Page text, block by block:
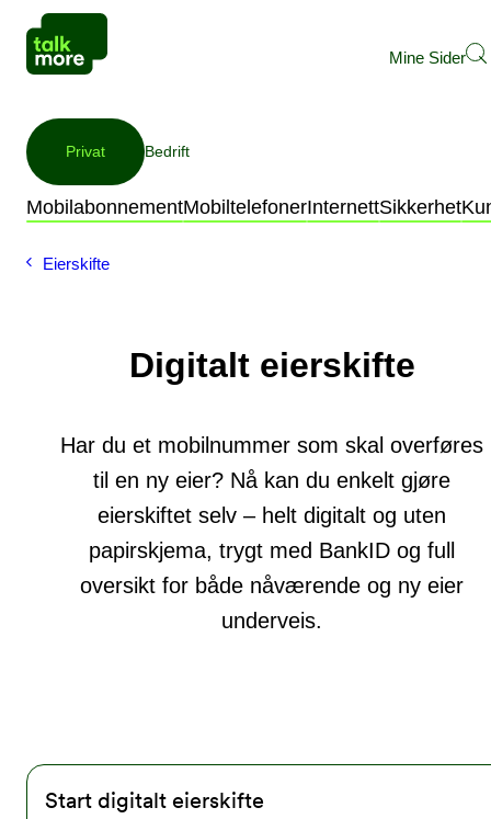
Privat Bedrift
Mine Sider
MobilabonnementMobiltelefonerInternettSikkerhet
Eierskifte
Digitalt eierskifte
Har du et mobilnummer som skal overføres
til en ny eier? Nå kan du enkelt gjøre
eierskiftet selv – helt digitalt og uten
papirskjema, trygt med BankID og full
oversikt for både nåværende og ny eier
underveis.
Start digitalt eierskifte